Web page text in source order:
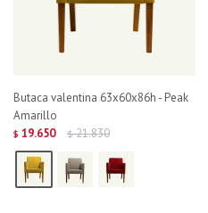
Butaca valentina 63x60x86h - Peak
Amarillo
$ 19.650 $ 21.830